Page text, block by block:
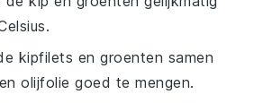
kipfilets en groenten samen
olijfolie goed te mengen.